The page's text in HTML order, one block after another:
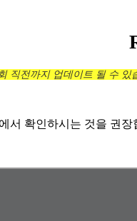
직전까지 업데이트 될 수
서 확인하시는 것을 권